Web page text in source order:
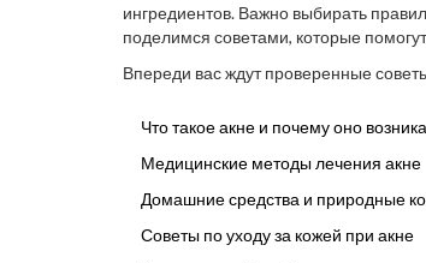
ингредиентов. Важно выбирать
поделимся советами, которые
Впереди вас ждут проверенные
Что такое акне и почему оно
Медицинские методы лечения акне
Домашние средства и природные
Советы по уходу за кожей при акне